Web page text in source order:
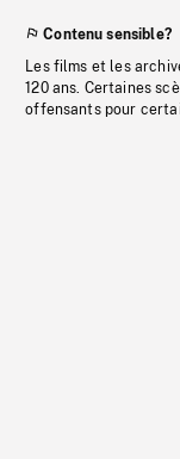
Contenu sensible?
Les films et les
120 ans. Certaines
offensants pour